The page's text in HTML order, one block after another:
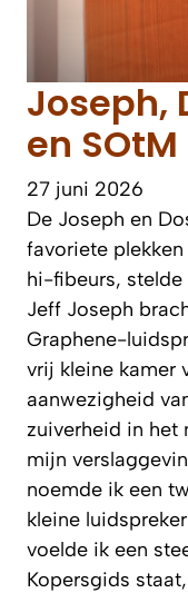
Joseph,
en
27 juni 2026
De Joseph en
favoriete
hi-fibeurs,
Jeff Joseph
Graphene-
vrij kleine kamer
aanwezigheid
zuiverheid in het
mijn
noemde ik een
kleine
voelde ik een
Kopersgids